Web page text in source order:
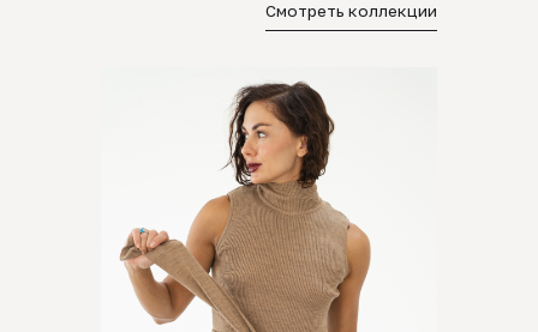
Смотреть коллекции